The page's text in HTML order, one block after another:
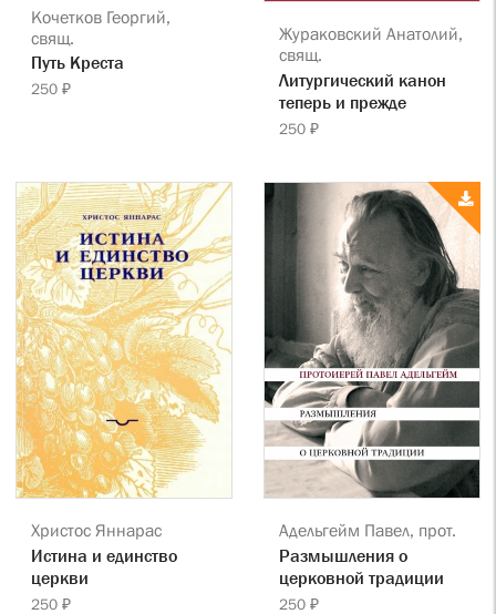
Кочетков Георгий,
свящ.
Путь Креста
250 ₽
Жураковский Анатолий,
свящ.
Литургический канон
теперь и прежде
250 ₽
Христос Яннарас
Истина и единство
церкви
250 ₽
Адельгейм Павел, прот.
Размышления о
церковной традиции
250 ₽